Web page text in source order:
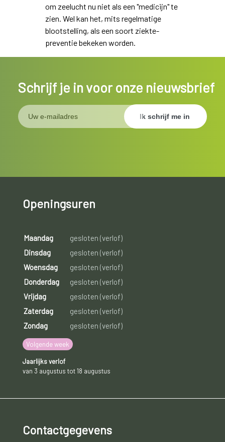
om zeelucht nu niet als een "medicijn" te
zien. Wel kan het, mits regelmatige
blootstelling, als een soort ziekte-
preventie bekeken worden.
Schrijf je in voor onze nieuwsbrief
Openingsuren
Maandag
gesloten (verlof)
Dinsdag
gesloten (verlof)
Woensdag
gesloten (verlof)
Donderdag
gesloten (verlof)
Vrijdag
gesloten (verlof)
Zaterdag
gesloten (verlof)
Zondag
gesloten (verlof)
Volgende week
Jaarlijks verlof
van 3 augustus tot 18 augustus
Contactgegevens